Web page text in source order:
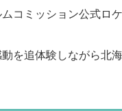
コミッション公式ロ
動を追体験しながら北